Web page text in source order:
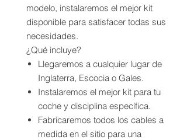
modelo, instalaremos el mejor kit
disponible para satisfacer todas sus
necesidades.
¿Qué incluye?
Llegaremos a cualquier lugar de
Inglaterra, Escocia o Gales.
Instalaremos el mejor kit para tu
coche y disciplina específica.
Fabricaremos todos los cables a
medida en el sitio para una